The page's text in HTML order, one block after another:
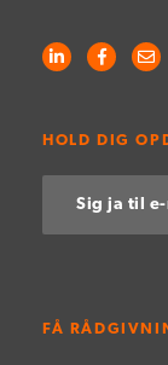
HOLD DIG
Sig ja til
FÅ